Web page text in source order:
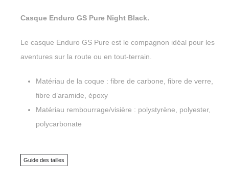
Casque Enduro GS Pure Night Black.
Le casque Enduro GS Pure est le compagnon idéal pour les
aventures sur la route ou en tout-terrain.
Matériau de la coque : fibre de carbone, fibre de verre,
fibre d’aramide, époxy
Matériau rembourrage/visière : polystyrène, polyester,
polycarbonate
Guide des tailles